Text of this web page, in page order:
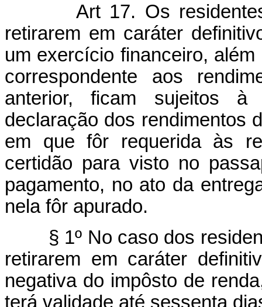
Art 17. Os
retirarem em caráter
um exercício financeiro,
correspondente aos
anterior, ficam sujeitos à
declaração dos rendimentos
em que fôr requerida às
certidão para visto no
pagamento, no ato da
nela fôr apurado.
§ 1º No caso dos
retirarem em caráter
negativa do impôsto de
terá validade até sessenta